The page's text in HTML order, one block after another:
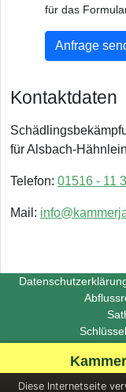
für das
Anfrage
Kontaktdaten
für Alsbach-Hähnlein
Telefon: 01516 - 11
Mail:
Diese Internetseite